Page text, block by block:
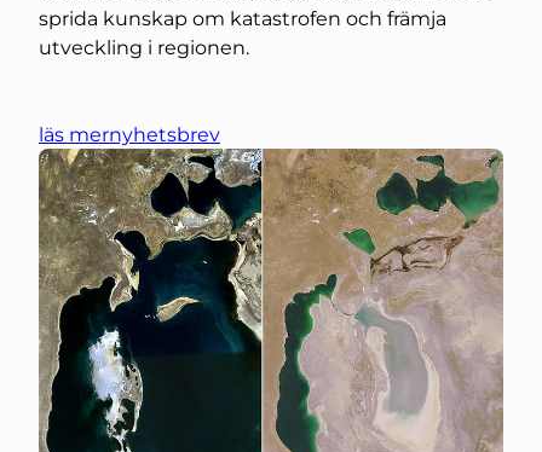
sprida kunskap om katastrofen och främja
utveckling i regionen.
läs mernyhetsbrev